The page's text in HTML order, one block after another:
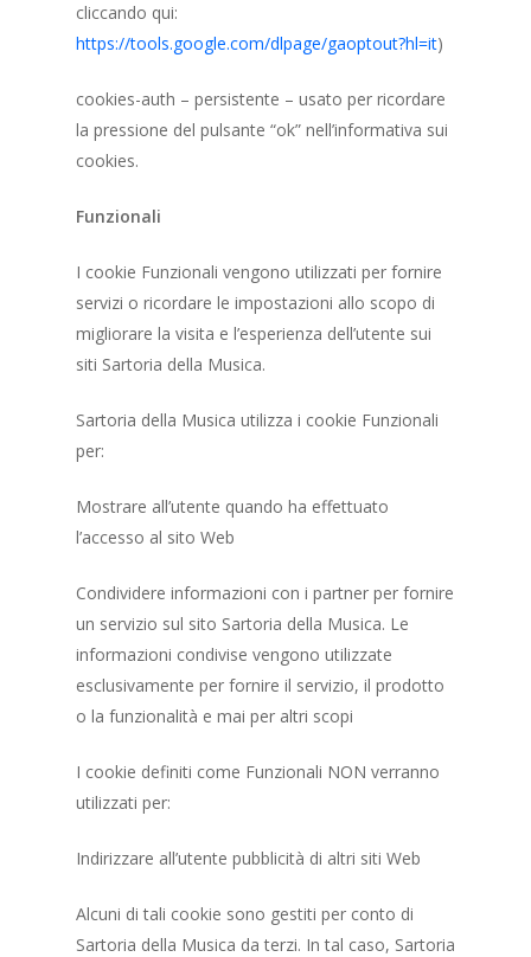
cliccando qui:
https://tools.google.com/dlpage/gaoptout?hl=it)
cookies-auth – persistente – usato per ricordare
la pressione del pulsante “ok” nell’informativa sui
cookies.
Funzionali
I cookie Funzionali vengono utilizzati per fornire
servizi o ricordare le impostazioni allo scopo di
migliorare la visita e l’esperienza dell’utente sui
siti Sartoria della Musica.
Sartoria della Musica utilizza i cookie Funzionali
per:
Mostrare all’utente quando ha effettuato
l’accesso al sito Web
Condividere informazioni con i partner per fornire
un servizio sul sito Sartoria della Musica. Le
informazioni condivise vengono utilizzate
esclusivamente per fornire il servizio, il prodotto
o la funzionalità e mai per altri scopi
I cookie definiti come Funzionali NON verranno
utilizzati per:
Indirizzare all’utente pubblicità di altri siti Web
Alcuni di tali cookie sono gestiti per conto di
Sartoria della Musica da terzi. In tal caso, Sartoria